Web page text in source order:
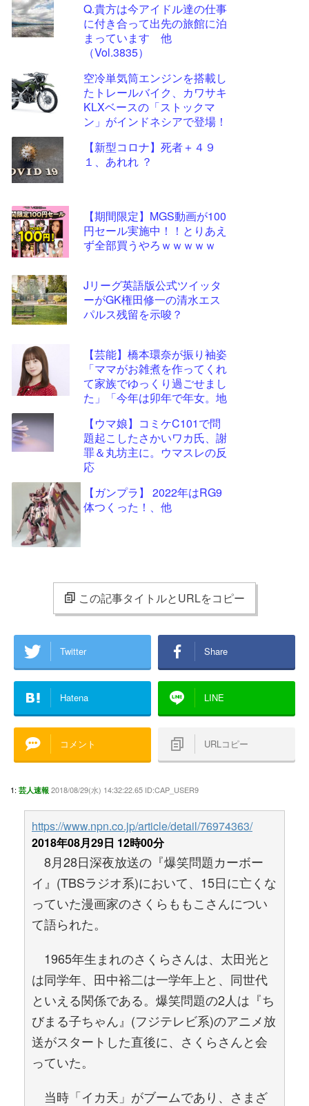
Q.貴方は今アイドル達の仕事
に付き合って出先の旅館に泊
まっています 他
（Vol.3835）
空冷単気筒エンジンを搭載し
たトレールバイク、カワサキ
KLXベースの「ストックマ
ン」がインドネシアで登場！
【新型コロナ】死者＋４９
１、あれれ ？
【期間限定】MGS動画が100
円セール実施中！！とりあえ
ず全部買うやろｗｗｗｗｗ
Jリーグ英語版公式ツイッタ
ーがGK権田修一の清水エス
パルス残留を示唆？
【芸能】橋本環奈が振り袖姿
「ママがお雑煮を作ってくれ
て家族でゆっくり過ごせまし
た」「今年は卯年で年女。地
【ウマ娘】コミケC101で問
題起こしたさかいワカ氏、謝
罪＆丸坊主に。ウマスレの反
応
【ガンプラ】 2022年はRG9
体つくった！、他
更新
ツー
この記事タイトルとURLをコピー
Twitter Share
Hatena LINE
コメント URLコピー
1: 芸人速報 2018/08/29(水) 14:32:22.65 ID:CAP_USER9
https://www.npn.co.jp/article/detail/76974363/
2018年08月29日 12時00分
8月28日深夜放送の『爆笑問題カーボー
イ』(TBSラジオ系)において、15日に亡くな
っていた漫画家のさくらももこさんについ
て語られた。
1965年生まれのさくらさんは、太田光と
は同学年、田中裕二は一学年上と、同世代
といえる関係である。爆笑問題の2人は『ち
びまる子ちゃん』(フジテレビ系)のアニメ放
送がスタートした直後に、さくらさんと会
っていた。
当時「イカ天」がブームであり、さまざ